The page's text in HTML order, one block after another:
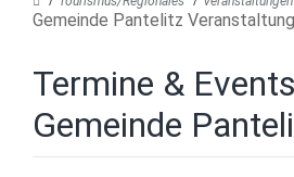
Gemeinde Pantelitz
Termine &
Gemeinde